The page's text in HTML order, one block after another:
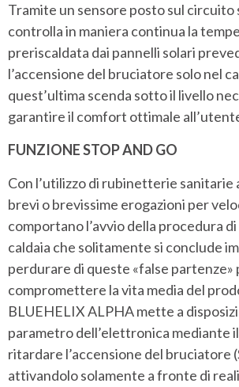
Tramite un sensore posto sul circuito
controlla in maniera continua la
preriscaldata dai pannelli solari
l’accensione del bruciatore solo nel
quest’ultima scenda sotto il livello
garantire il comfort ottimale
FUNZIONE STOP AND GO
Con l’utilizzo di rubinetterie sanitarie
brevi o brevissime erogazioni per
comportano l’avvio della procedura
caldaia che solitamente si conclude
perdurare di queste «false partenze»
compromettere la vita media del
BLUEHELIX ALPHA mette a
parametro dell’elettronica mediante
ritardare l’accensione del bruciatore
attivandolo solamente a fronte di